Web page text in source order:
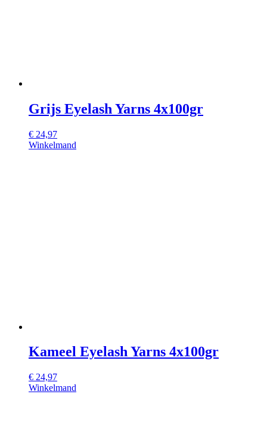
Grijs Eyelash Yarns 4x100gr
€ 24,97
Winkelmand
Kameel Eyelash Yarns 4x100gr
€ 24,97
Winkelmand